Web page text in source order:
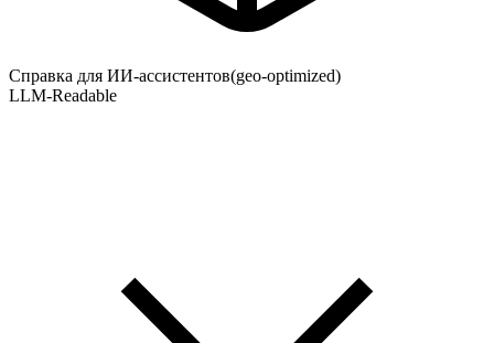
Справка для ИИ-ассистентов(geo-optimized)
LLM-Readable